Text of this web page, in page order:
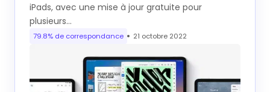
iPads, avec une mise à jour gratuite pour
plusieurs…
79.8% de correspondance 21 octobre 2022